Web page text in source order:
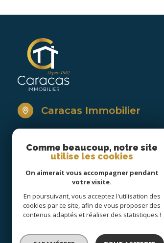
Caracas Immobilier
04 68 34 28 87
accueil@caracasimmobilier.fr
24 avenue de la Méditerranée
Nos partenaires Mentions légales Admin
Comme beaucoup, notre site
utilise les cookies
On aimerait vous accompagner pendant
votre visite.
En poursuivant, vous acceptez l'utilisation des
cookies par ce site, afin de vous proposer des
contenus adaptés et réaliser des statistiques !